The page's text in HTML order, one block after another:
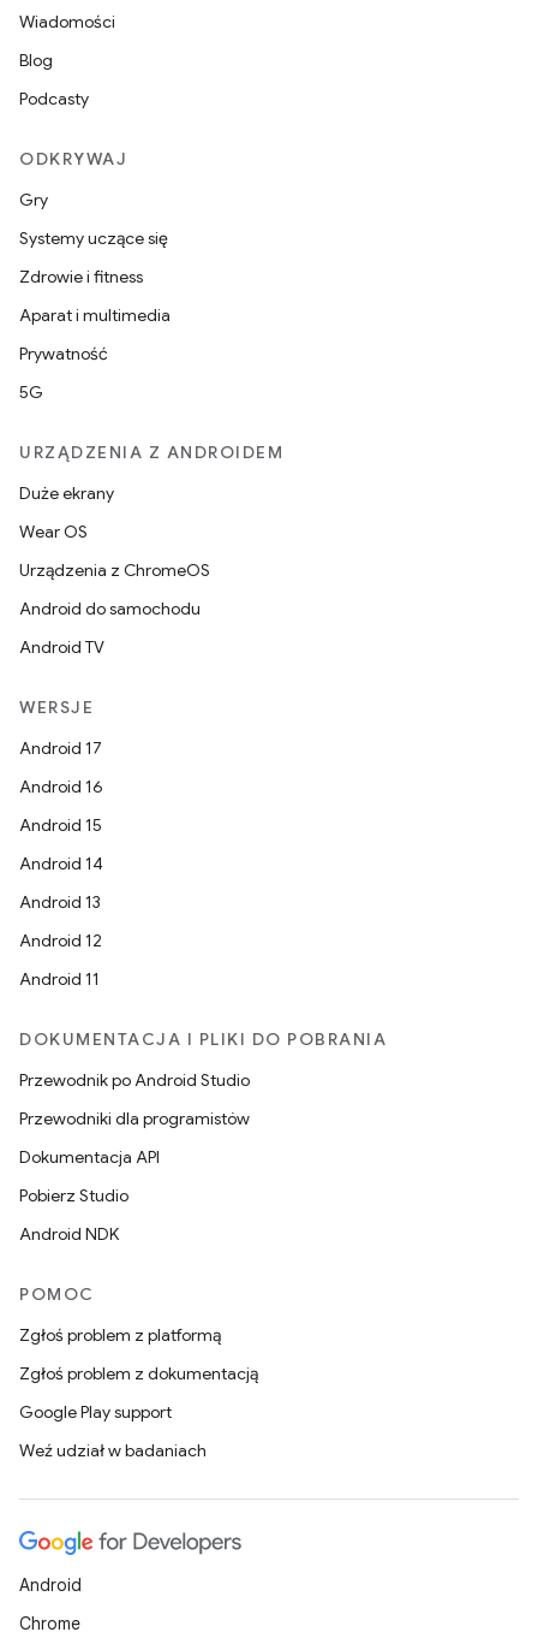
Wiadomości
Blog
Podcasty
ODKRYWAJ
Gry
Systemy uczące się
Zdrowie i fitness
Aparat i multimedia
Prywatność
5G
URZĄDZENIA Z ANDROIDEM
Duże ekrany
Wear OS
Urządzenia z ChromeOS
Android do samochodu
Android TV
WERSJE
Android 17
Android 16
Android 15
Android 14
Android 13
Android 12
Android 11
DOKUMENTACJA I PLIKI DO POBRANIA
Przewodnik po Android Studio
Przewodniki dla programistów
Dokumentacja API
Pobierz Studio
Android NDK
POMOC
Zgłoś problem z platformą
Zgłoś problem z dokumentacją
Google Play support
Weź udział w badaniach
Android
Chrome